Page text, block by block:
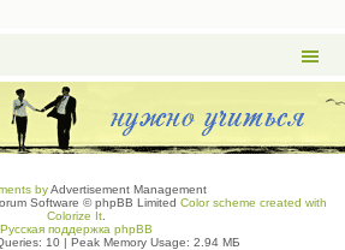
byAdvertisement Management
Software © phpBB Limited Color scheme created with
Colorize It.
Русская поддержка phpBB
10| Peak Memory Usage: 2.94 МБ